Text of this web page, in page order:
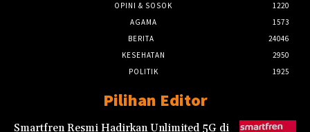
OPINI & SOSOK
1220
AGAMA
1573
BERITA
24046
KESEHATAN
2950
POLITIK
1925
Pilihan Editor
Smartfren Resmi Hadirkan Unlimited 5G di